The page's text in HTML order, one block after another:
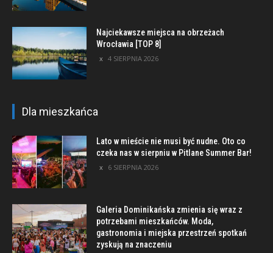
Najciekawsze miejsca na obrzeżach
Wrocławia [TOP 8]
4 SIERPNIA 2026
Dla mieszkańca
Lato w mieście nie musi być nudne. Oto co
czeka nas w sierpniu w Pitlane Summer Bar!
6 SIERPNIA 2026
Galeria Dominikańska zmienia się wraz z
potrzebami mieszkańców. Moda,
gastronomia i miejska przestrzeń spotkań
zyskują na znaczeniu